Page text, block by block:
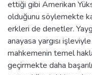
ettiği gibi Amerikan
olduğunu söylemekte
erkleri de denetler.
anayasa yargısı
mahkemenin temel
geçirmekte daha